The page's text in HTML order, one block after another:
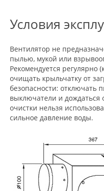
Условия
Вентилятор не
пылью, мукой или
Рекомендуется регулярно
очищать крыльчатку от
безопасности: отключать
выключатели и дождаться
очистки нельзя
сильное давление воды.